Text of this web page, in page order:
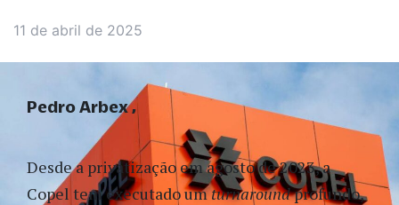
11 de abril de 2025
Desde a privatização em agosto de 2023, a
Copel tem executado umturnaroundprofundo,
Pedro Arbex